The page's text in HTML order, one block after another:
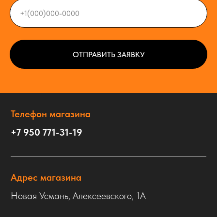
ОТПРАВИТЬ ЗАЯВКУ
Телефон магазина
+7 950 771-31-19
Адрес магазина
Новая Усмань, Алексеевского, 1А